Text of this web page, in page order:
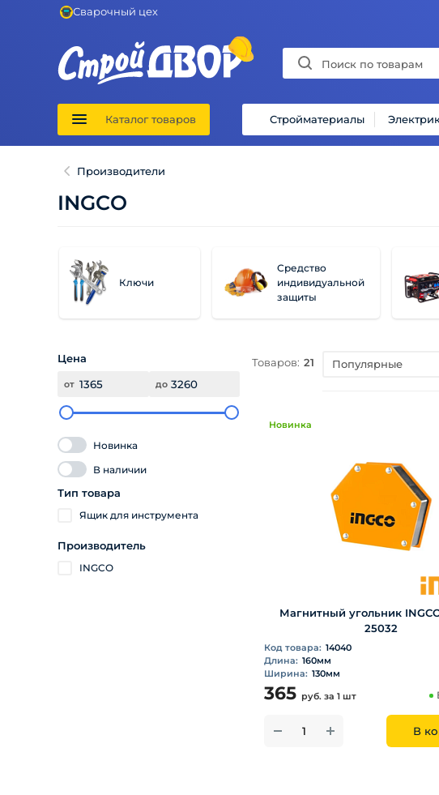
Сварочный цех
Каталог товаров Стройматериалы
Производители
INGCO
Ключи
Средство
индивидуальной
защиты
Цена
от до
Новинка
В наличии
Тип товара
Ящик для инструмента
Производитель
INGCO
Товаров: 21 Популярные
Новинка
Магнитный угольник
25032
Код товара: 14040
Длина: 160мм
Ширина: 130мм
365 руб. за 1 шт
В